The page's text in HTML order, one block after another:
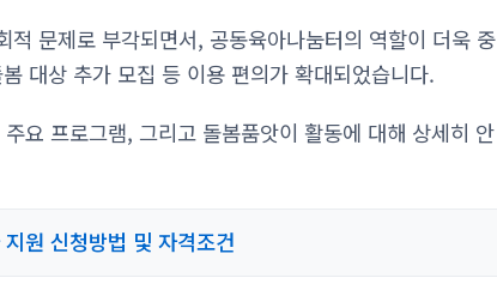
문제로 부각되면서, 공동육아나눔터의 역할이 더욱 중
대상 추가 모집 등 이용 편의가 확대되었습니다.
요 프로그램, 그리고 돌봄품앗이 활동에 대해 상세히 안
원 신청방법 및 자격조건